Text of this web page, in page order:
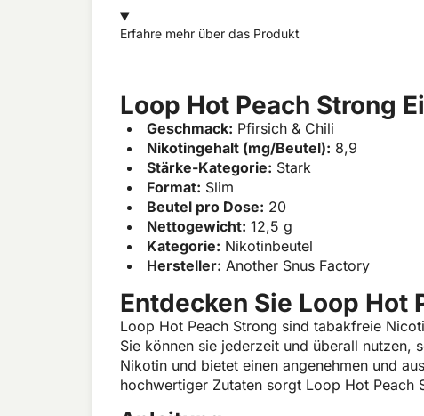
Erfahre mehr über das Produkt
Loop Hot Peach Strong
Geschmack: Pfirsich & Chili
Nikotingehalt (mg/Beutel): 8,9
Stärke-Kategorie: Stark
Format: Slim
Beutel pro Dose: 20
Nettogewicht: 12,5 g
Kategorie: Nikotinbeutel
Hersteller: Another Snus Factory
Entdecken Sie Loop Hot
Loop Hot Peach Strong sind tabakfreie
Sie können sie jederzeit und überall nutzen,
Nikotin und bietet einen angenehmen und
hochwertiger Zutaten sorgt Loop Hot Peach